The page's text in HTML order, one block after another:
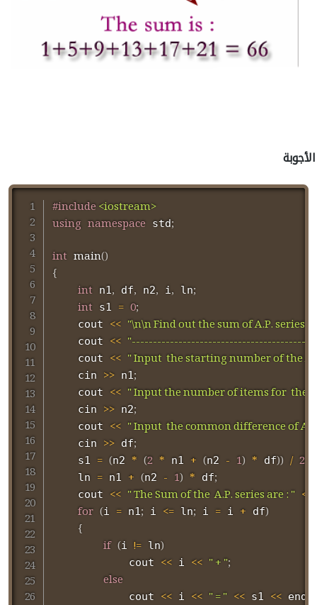
الأجوبة
#include<iostream>
using namespace std;
int main()
{
int n1, df, n2, i, ln;
int s1 = 0;
    cout
<< "\n\n Find out the sum of A.P.
    cout
<< "-----------------------------------------
    cout
<< " Input  the starting number of the
    cin
>> n1;
    cout
<< " Input the number of items for  the
    cin
>> n2;
    cout
<< " Input  the common difference of
    cin
>> df;
    s1
= (n2 * (2 * n1 + (n2 - 1) * df)) / 2;
    ln
= n1 + (n2 - 1) * df;
    cout
<< " The Sum of the  A.P. series are : " <<
for (i = n1; i <= ln; i = i + df)
{
if (i != ln)
            cout
<< i << " + ";
else
            cout
<< i << " = " << s1 << endl